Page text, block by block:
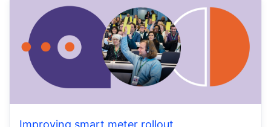
Improving smart meter rollout